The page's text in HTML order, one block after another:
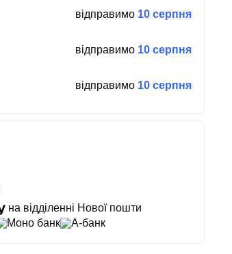
відправимо 10 серпня
відправимо 10 серпня
відправимо 10 серпня
на відділенні Нової пошти
Моно банк А-банк